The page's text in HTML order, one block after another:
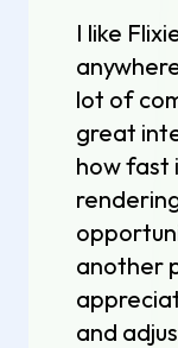
I like
lot of
great
how fast
another
and